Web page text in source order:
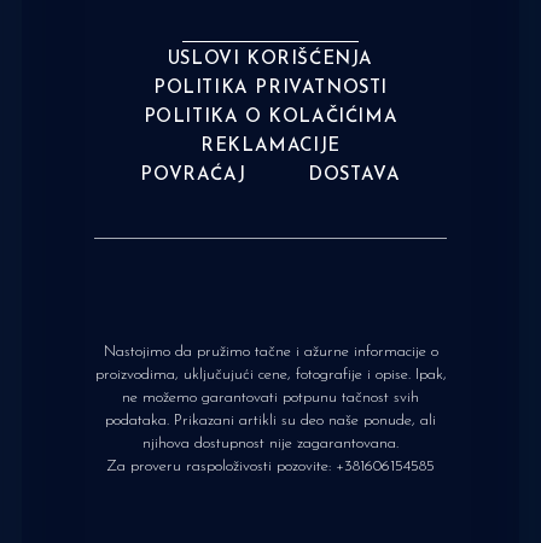
USLOVI KORIŠĆENJA
POLITIKA PRIVATNOSTI
POLITIKA O KOLAČIĆIMA
REKLAMACIJE
POVRAĆAJ
DOSTAVA
Nastojimo da pružimo tačne i ažurne informacije o
proizvodima, uključujući cene, fotografije i opise. Ipak,
ne možemo garantovati potpunu tačnost svih
podataka. Prikazani artikli su deo naše ponude, ali
njihova dostupnost nije zagarantovana.
Za proveru raspoloživosti pozovite: +381606154585